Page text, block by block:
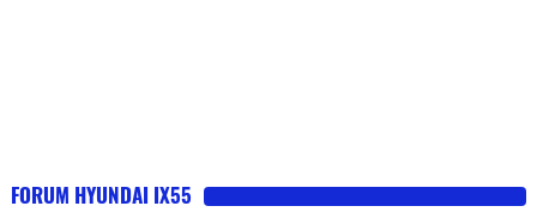
FORUM HYUNDAI IX55